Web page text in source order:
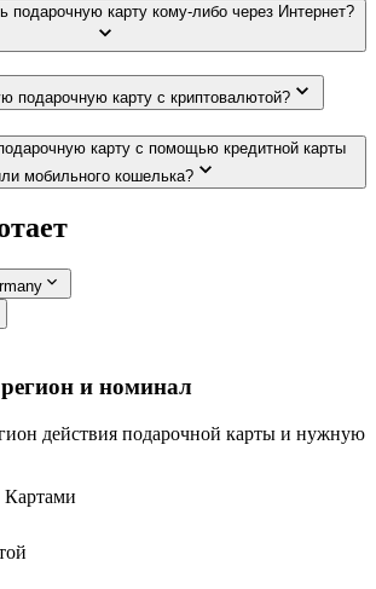
подарочную карту кому-либо через Интернет?
подарочную карту с криптовалютой?
карту с помощью кредитной карты
мобильного кошелька?
и номинал
действия подарочной карты и нужную